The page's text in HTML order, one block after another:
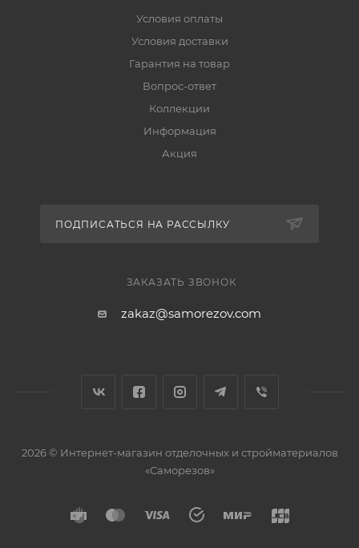
Условия оплаты
Условия доставки
Гарантия на товар
Вопрос-ответ
Коллекции
Информация
Акция
ПОДПИСАТЬСЯ НА РАССЫЛКУ
ЗАКАЗАТЬ ЗВОНОК
zakaz@samorezov.com
2026 © Интернет-магазин отделочных и стройматериалов
«Саморезов»